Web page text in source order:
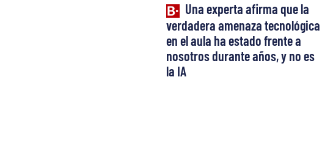
Una experta afirma que la
verdadera amenaza tecnológica
en el aula ha estado frente a
nosotros durante años, y no es
la IA